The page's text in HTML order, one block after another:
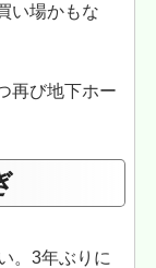
い場かもな
再び地下ホー
。3年ぶりに